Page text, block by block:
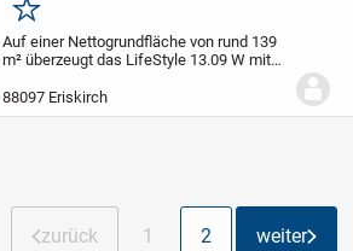
Merken
Auf einer Nettogrundfläche von rund 139
m² überzeugt das LifeStyle 13.09 W mit
individuellen Gestaltungsmöglichkeiten.
Haben wir Ihr Interesse an massa haus...
88097 Eriskirch
zurück 1 2 weiter